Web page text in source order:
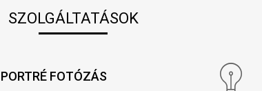
SZOLGÁLTATÁSOK
PORTRÉ FOTÓZÁS